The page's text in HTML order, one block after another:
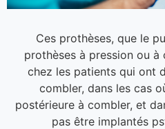
Ces prothèses, que le
prothèses à pression ou
chez les patients qui ont
combler, dans les cas
postérieure à combler, et
pas être implantés